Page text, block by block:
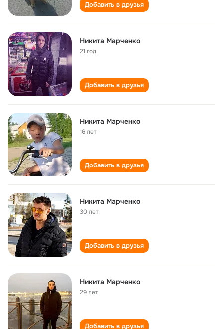
Добавить в друзья
Никита Марченко
21 год
Добавить в друзья
Никита Марченко
16 лет
Добавить в друзья
Никита Марченко
30 лет
Добавить в друзья
Никита Марченко
29 лет
Добавить в друзья